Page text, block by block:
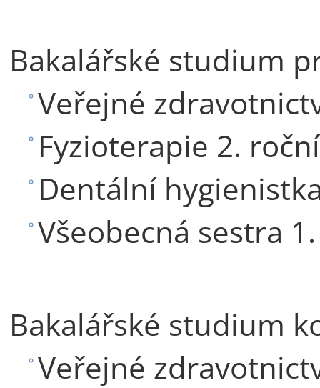
Bakalářské studium
Veřejné
Fyzioterapie 2.
Dentální
Všeobecná sestra
Bakalářské studium
Veřejné